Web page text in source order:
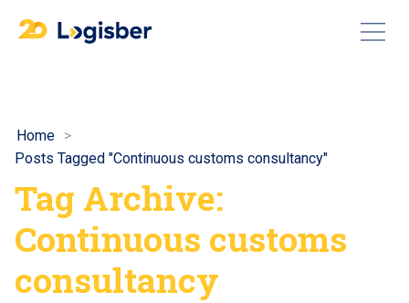
Home
Posts Tagged "Continuous customs consultancy"
Tag Archive:
Continuous customs
consultancy